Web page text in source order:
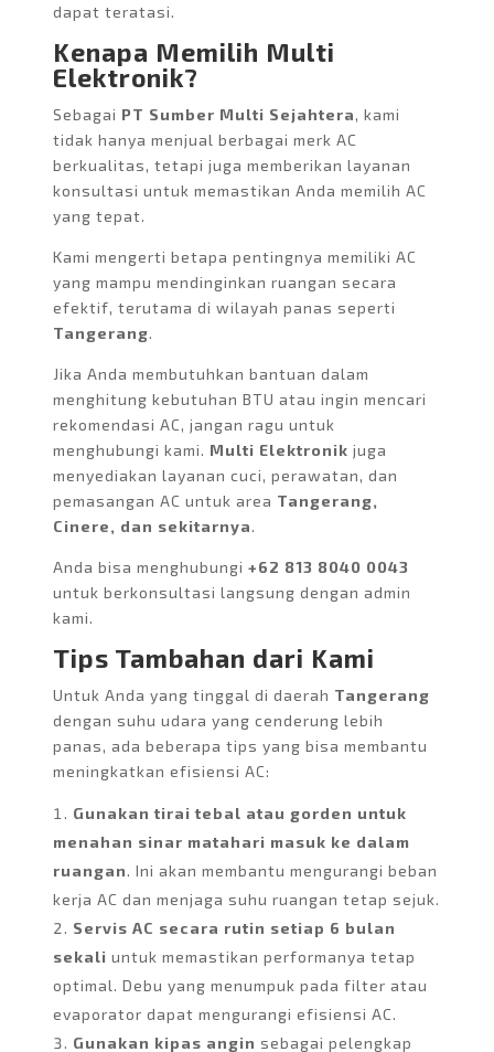
dapat teratasi.
Kenapa Memilih Multi
Elektronik?
Sebagai PT Sumber Multi Sejahtera, kami
tidak hanya menjual berbagai merk AC
berkualitas, tetapi juga memberikan layanan
konsultasi untuk memastikan Anda memilih AC
yang tepat.
Kami mengerti betapa pentingnya memiliki AC
yang mampu mendinginkan ruangan secara
efektif, terutama di wilayah panas seperti
Tangerang.
Jika Anda membutuhkan bantuan dalam
menghitung kebutuhan BTU atau ingin mencari
rekomendasi AC, jangan ragu untuk
menghubungi kami. Multi Elektronik juga
menyediakan layanan cuci, perawatan, dan
pemasangan AC untuk area Tangerang,
Cinere, dan sekitarnya.
Anda bisa menghubungi +62 813 8040 0043
untuk berkonsultasi langsung dengan admin
kami.
Tips Tambahan dari Kami
Untuk Anda yang tinggal di daerah Tangerang
dengan suhu udara yang cenderung lebih
panas, ada beberapa tips yang bisa membantu
meningkatkan efisiensi AC:
Gunakan tirai tebal atau gorden untuk
menahan sinar matahari masuk ke dalam
ruangan. Ini akan membantu mengurangi beban
kerja AC dan menjaga suhu ruangan tetap sejuk.
Servis AC secara rutin setiap 6 bulan
sekali untuk memastikan performanya tetap
optimal. Debu yang menumpuk pada filter atau
evaporator dapat mengurangi efisiensi AC.
Gunakan kipas angin sebagai pelengkap